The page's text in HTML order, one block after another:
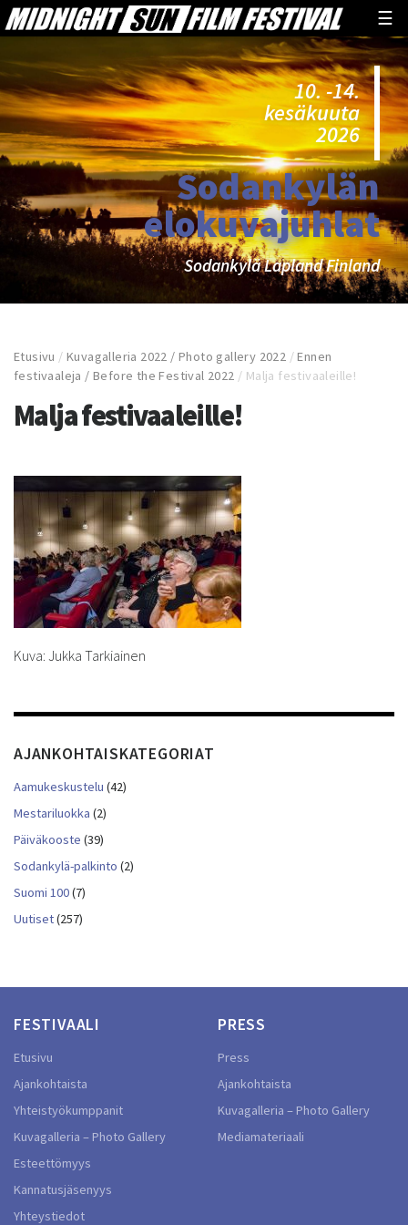
☰
10. -14.
kesäkuuta
2026
Sodankylän
elokuvajuhlat
Sodankylä Lapland Finland
Etusivu /Kuvagalleria 2022 / Photo gallery 2022 /Ennen
festivaaleja / Before the Festival 2022 / Malja festivaaleille!
Malja festivaaleille!
Kuva: Jukka Tarkiainen
AJANKOHTAISKATEGORIAT
Aamukeskustelu (42)
Mestariluokka (2)
Päiväkooste (39)
Sodankylä-palkinto (2)
Suomi 100(7)
Uutiset(257)
FESTIVAALI
Etusivu
Ajankohtaista
Yhteistyökumppanit
Kuvagalleria – Photo Gallery
Esteettömyys
Kannatusjäsenyys
Yhteystiedot
PRESS
Press
Ajankohtaista
Kuvagalleria – Photo Gallery
Mediamateriaali